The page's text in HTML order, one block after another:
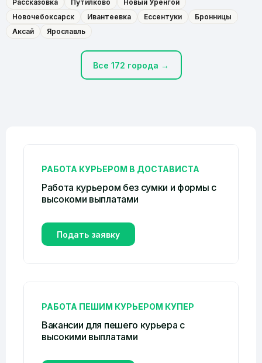
Рассказовка Путилково
Новый Уренгой
Новочебоксарск
Ивантеевка Ессентуки
Бронницы
Аксай
Ярославль
Все 172 города →
РАБОТА КУРЬЕРОМ В ДОСТАВИСТА
Работа курьером без сумки и формы c
высокоми выплатами
Подать заявку
РАБОТА ПЕШИМ КУРЬЕРОМ КУПЕР
Вакансии для пешего курьера с
высокими выплатами